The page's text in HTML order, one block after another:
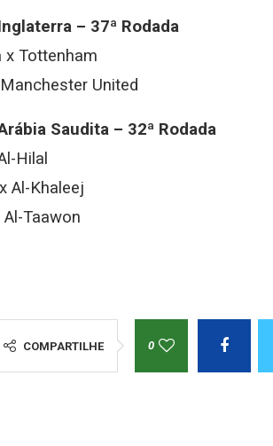
– 37ª Rodada
x Tottenham
United
Saudita – 32ª Rodada
Hilal
Al-Khaleej
Taawon
COMPARTILHE 0